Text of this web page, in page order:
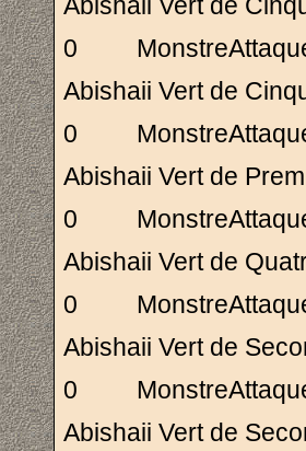
0
Abishaii Vert de
0
Abishaii Vert de
0
Abishaii Vert de
0
Abishaii Vert de
0
Abishaii Vert de